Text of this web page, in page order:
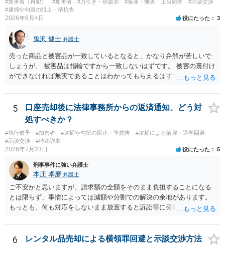
#加害者（再犯） #加害者 #万引き・窃盗罪 #冤罪・無実・正当防衛
#示談交渉
#逮捕や勾留の阻止・準抗告
2026年8月4日 役にたった 3
鬼沢 健士 弁護士
売った商品と被害品が一致しているとなると、かなり弁解が苦しいで
しょうが、 被害品は指輪ですから一致しないはずです。 被害の裏付け
ができなければ無実であることはわかってもらえるはずです。
5
口座売却後に法律事務所からの返済通知、どう対
処すべきか？
#執行猶予 #加害者 #逮捕や勾留の阻止・準抗告
#逮捕による解雇・退学回避
#示談交渉
#特殊詐欺
2026年7月23日 役にたった 5
刑事事件に強い弁護士
本庄 卓磨 弁護士
ご不安かと思いますが、請求額の全額をそのまま負担することになる
とは限らず、事情によっては減額や分割での解決の余地があります。
もっとも、何も対応をしないまま放置すると訴訟等に発展してしまう
めします。
6 レンタル品売却による横領罪回避と示談交渉方法